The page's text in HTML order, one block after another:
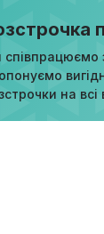
співпрацюємо
на